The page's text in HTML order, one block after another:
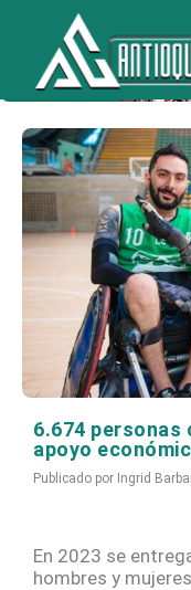
Etiqueta:
6.674
apoyo
Publicado por Ingrid
En 2023 se
hombres y